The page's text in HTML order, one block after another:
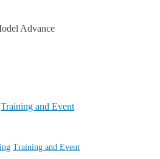
Advance
Training and Event
Training and Event